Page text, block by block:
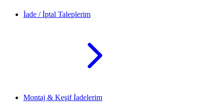
İade / İptal Taleplerim
Montaj & Keşif İadelerim